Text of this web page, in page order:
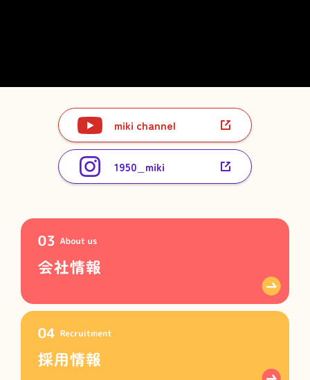
miki channel
1950_miki